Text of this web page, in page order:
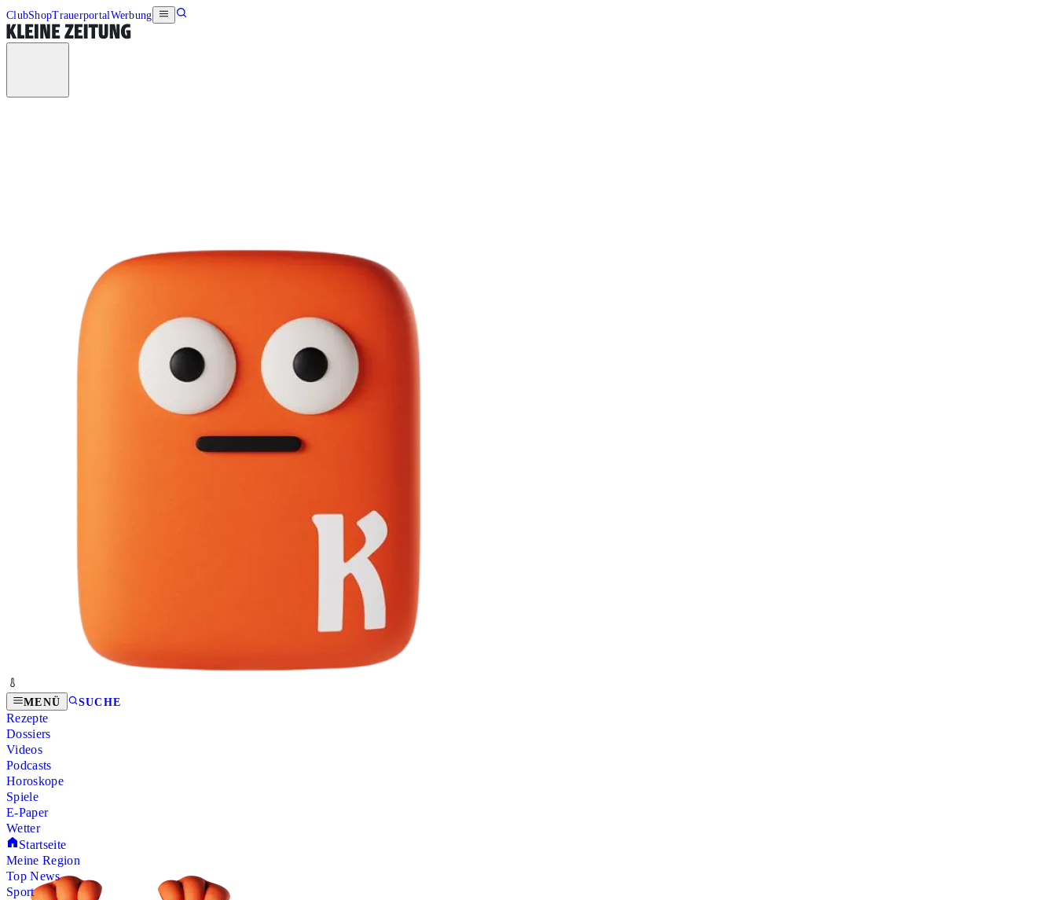
ClubShopTrauerportalWerbung
MENÜ SUCHE
Rezepte
Dossiers
Videos
Podcasts
Horoskope
Spiele
E-Paper
Wetter
Startseite
Meine Region
Top News
Sport